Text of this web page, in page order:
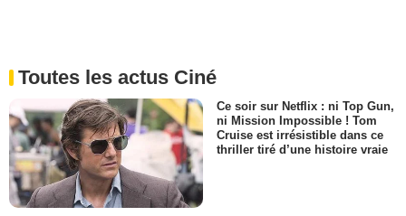
Toutes les actus Ciné
Ce soir sur Netflix : ni Top Gun,
ni Mission Impossible ! Tom
Cruise est irrésistible dans ce
thriller tiré d’une histoire vraie